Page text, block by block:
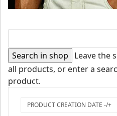
Leave the
all products, or enter a
product.
PRODUCT CREATION DATE -/+